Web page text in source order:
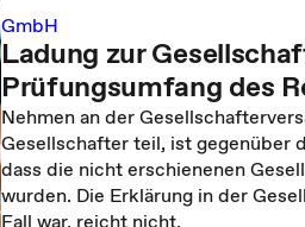
GmbH
Ladung zur
Prüfungsumfang des
Nehmen an der
Gesellschafter teil, ist gegenüber
dass die nicht erschienenen
wurden. Die Erklärung in der
Fall war, reicht nicht.